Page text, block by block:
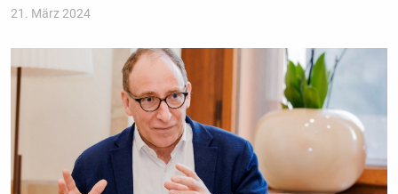
21. März 2024